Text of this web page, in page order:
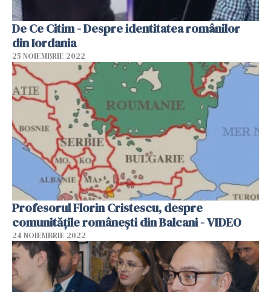
De Ce Citim - Despre identitatea românilor
din Iordania
25 NOIEMBRIE 2022
Profesorul Florin Cristescu, despre
comunitățile românești din Balcani - VIDEO
24 NOIEMBRIE 2022